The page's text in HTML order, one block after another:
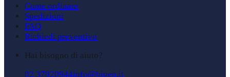
Come ordinare
Spedizioni
FAQ
Richiedi preventivo
Hai bisogno di aiuto?
02 37920944info@bipen.it